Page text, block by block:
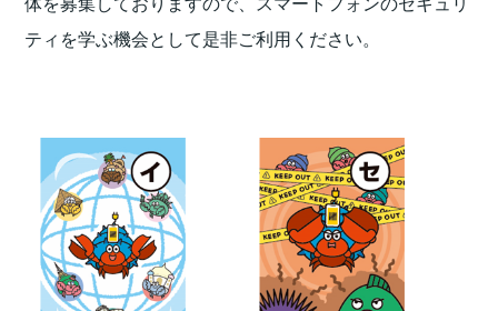
体を募集しておりますので、スマートフォンのセキュリ
ティを学ぶ機会として是非ご利用ください。